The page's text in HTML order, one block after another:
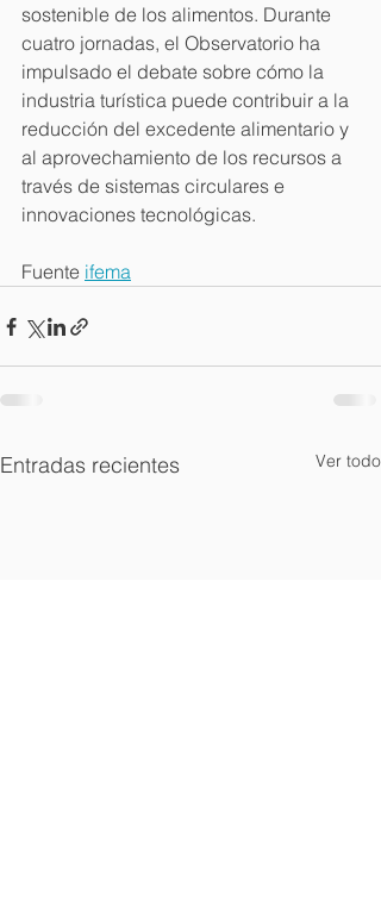
sostenible de los alimentos. Durante
cuatro jornadas, el Observatorio ha
impulsado el debate sobre cómo la
industria turística puede contribuir a la
reducción del excedente alimentario y
al aprovechamiento de los recursos a
través de sistemas circulares e
innovaciones tecnológicas.
Fuente ifema
Entradas recientes Ver todo